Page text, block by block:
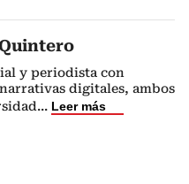
y periodista con
digitales, ambos
... Leer más